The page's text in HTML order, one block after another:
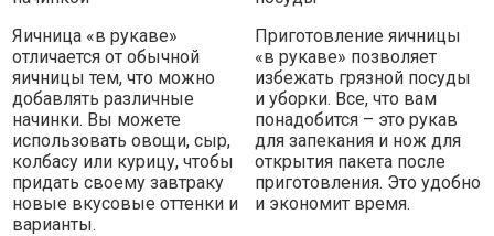
Яичница «в рукаве»
отличается от обычной
яичницы тем, что можно
добавлять различные
начинки. Вы можете
использовать овощи, сыр,
колбасу или курицу, чтобы
придать своему завтраку
новые вкусовые оттенки и
варианты.
Приготовление яичницы
«в рукаве» позволяет
избежать грязной посуды
и уборки. Все, что вам
понадобится – это рукав
для запекания и нож для
открытия пакета после
приготовления. Это удобно
и экономит время.